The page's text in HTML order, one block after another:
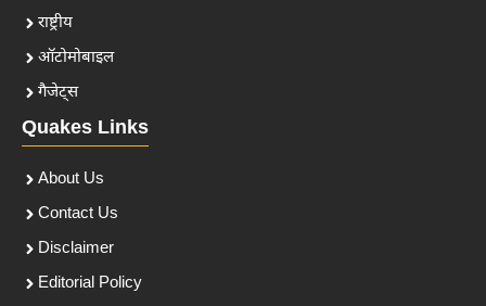
राष्ट्रीय
ऑटोमोबाइल
गैजेट्स
Quakes Links
About Us
Contact Us
Disclaimer
Editorial Policy